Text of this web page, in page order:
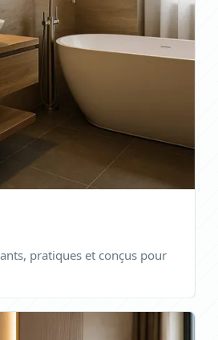
pratiques et conçus pour